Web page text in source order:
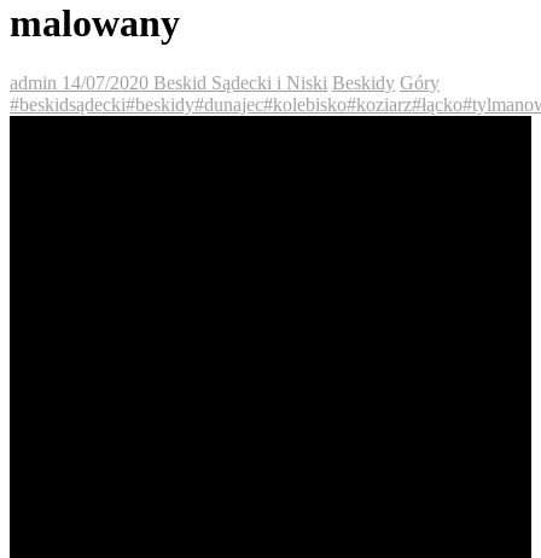
malowany
admin 14/07/2020 Beskid Sądecki i Niski Beskidy Góry
#beskidsądecki#beskidy#dunajec#kolebisko#koziarz#łącko